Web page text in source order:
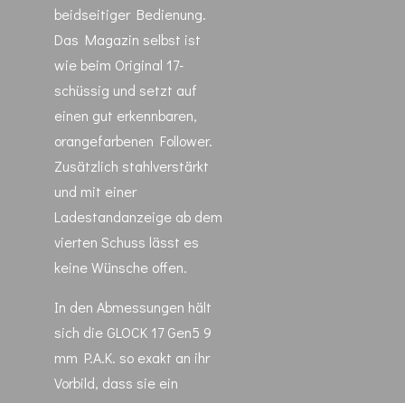
beidseitiger Bedienung.
Das Magazin selbst ist
wie beim Original 17-
schüssig und setzt auf
einen gut erkennbaren,
orangefarbenen Follower.
Zusätzlich stahlverstärkt
und mit einer
Ladestandanzeige ab dem
vierten Schuss lässt es
keine Wünsche offen.
In den Abmessungen hält
sich die GLOCK 17 Gen5 9
mm P.A.K. so exakt an ihr
Vorbild, dass sie ein